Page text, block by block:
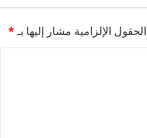
الحقول الإلزامية مشار إليها بـ*